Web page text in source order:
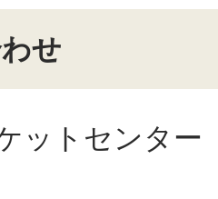
せ
ットセンター